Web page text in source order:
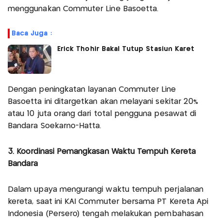
menggunakan Commuter Line Basoetta.
Baca Juga :
Erick Thohir Bakal Tutup Stasiun Karet
Dengan peningkatan layanan Commuter Line
Basoetta ini ditargetkan akan melayani sekitar 20%
atau 10 juta orang dari total pengguna pesawat di
Bandara Soekarno-Hatta.
3. Koordinasi Pemangkasan Waktu Tempuh Kereta
Bandara
Dalam upaya mengurangi waktu tempuh perjalanan
kereta, saat ini KAI Commuter bersama PT Kereta Api
Indonesia (Persero) tengah melakukan pembahasan